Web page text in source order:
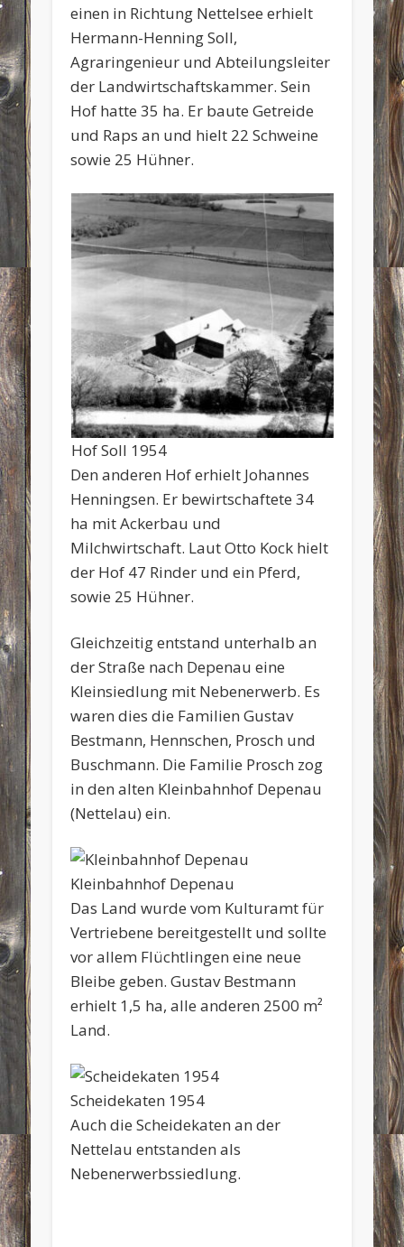
einen in Richtung Nettelsee erhielt
Hermann-Henning Soll,
Agraringenieur und Abteilungsleiter
der Landwirtschaftskammer. Sein
Hof hatte 35 ha. Er baute Getreide
und Raps an und hielt 22 Schweine
sowie 25 Hühner.
Hof Soll 1954
Den anderen Hof erhielt Johannes
Henningsen. Er bewirtschaftete 34
ha mit Ackerbau und
Milchwirtschaft. Laut Otto Kock hielt
der Hof 47 Rinder und ein Pferd,
sowie 25 Hühner.
Gleichzeitig entstand unterhalb an
der Straße nach Depenau eine
Kleinsiedlung mit Nebenerwerb. Es
waren dies die Familien Gustav
Bestmann, Hennschen, Prosch und
Buschmann. Die Familie Prosch zog
in den alten Kleinbahnhof Depenau
(Nettelau) ein.
Kleinbahnhof Depenau
Das Land wurde vom Kulturamt für
Vertriebene bereitgestellt und sollte
vor allem Flüchtlingen eine neue
Bleibe geben. Gustav Bestmann
erhielt 1,5 ha, alle anderen 2500 m²
Land.
Scheidekaten 1954
Auch die Scheidekaten an der
Nettelau entstanden als
Nebenerwerbssiedlung.